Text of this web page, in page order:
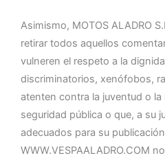
Asimismo, MOTOS ALADRO
retirar todos aquellos
vulneren el respeto a la
discriminatorios, xenófobos,
atenten contra la juventud o la
seguridad pública o que, a su
adecuados para su
WWW.VESPAALADRO.COM